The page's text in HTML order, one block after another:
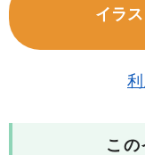
イラ
この